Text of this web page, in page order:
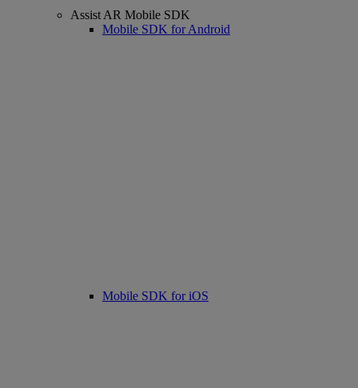
Assist AR Mobile SDK
Mobile SDK for Android
Mobile SDK for iOS